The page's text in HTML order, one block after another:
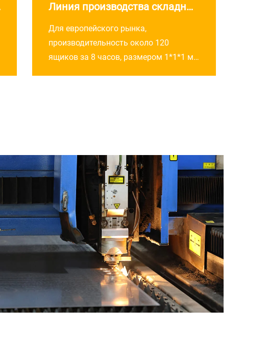
Линия производства складных
Для европейского рынка,
производительность около 120
ящиков за 8 часов, размером 1*1*1 м,
фаскосниматель. Конструкция машин
соответствует стандартам
безопасности CE...